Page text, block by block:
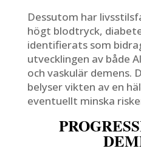
Dessutom har
högt blodtryck,
identifierats som
utvecklingen av både
och vaskulär demens.
belyser vikten av en
eventuellt minska